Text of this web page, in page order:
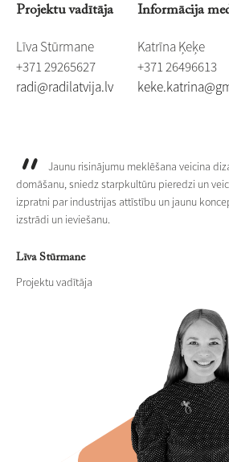
Projektu vadītāja
Līva Stūrmane
+371 29265627
​radi@radilatvija.lv
Informācija
Katrīna Ķeķe
+371 26496613
Jaunu risinājumu meklēšana veicina
domāšanu, sniedz starpkultūru pieredzi un
izpratni par industrijas attīstību un jaunu
izstrādi un ieviešanu.
Līva Stūrmane
Projektu vadītāja